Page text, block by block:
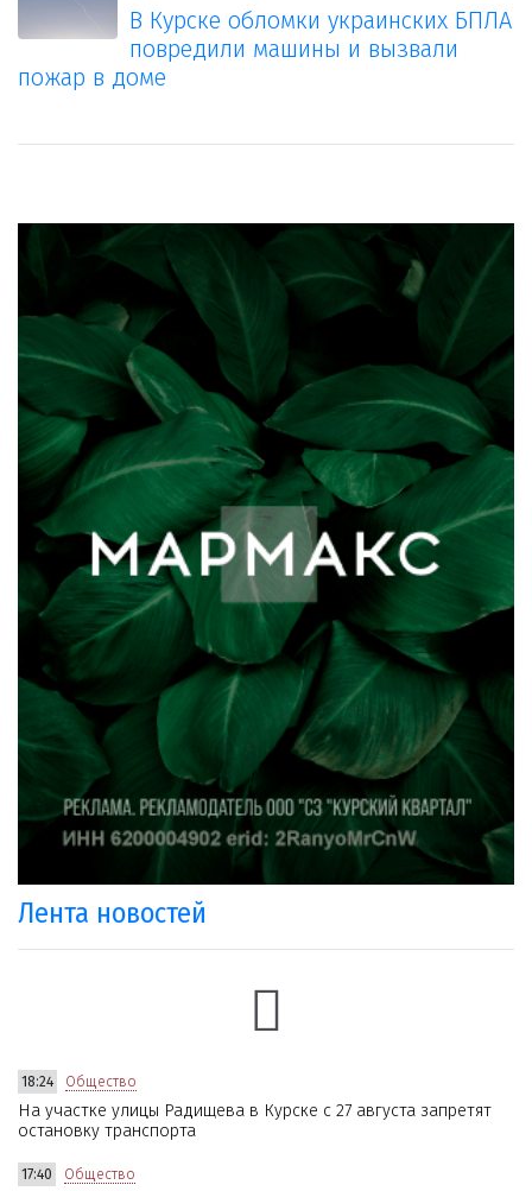
В Курске обломки украинских БПЛА
повредили машины и вызвали
пожар в доме
Лента новостей
18:24 Общество
На участке улицы Радищева в Курске с 27 августа запретят
остановку транспорта
17:40 Общество